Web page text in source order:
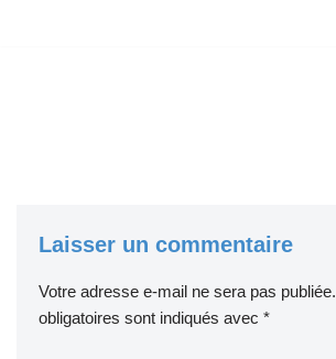
Laisser un commentaire
Votre adresse e-mail ne sera pas publiée.
obligatoires sont indiqués avec *